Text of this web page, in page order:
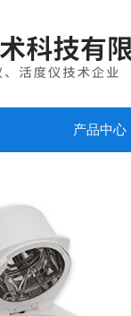
产品中心